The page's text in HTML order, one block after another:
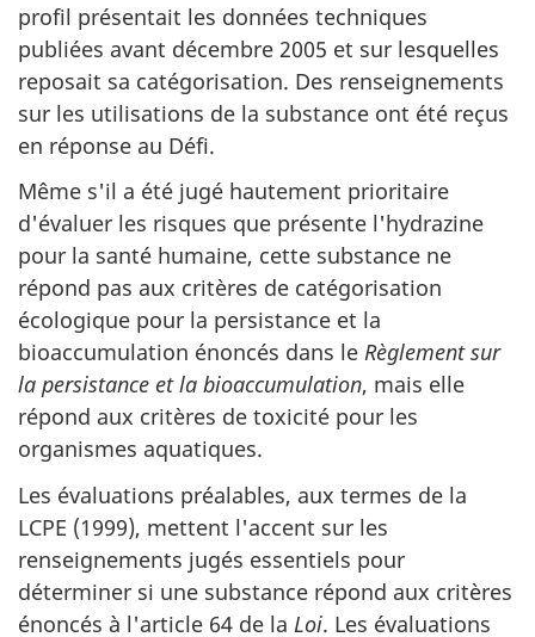
profil présentait les données techniques
publiées avant décembre 2005 et sur lesquelles
reposait sa catégorisation. Des renseignements
sur les utilisations de la substance ont été reçus
en réponse au Défi.
Même s'il a été jugé hautement prioritaire
d'évaluer les risques que présente l'hydrazine
pour la santé humaine, cette substance ne
répond pas aux critères de catégorisation
écologique pour la persistance et la
bioaccumulation énoncés dans le Règlement sur
la persistance et la bioaccumulation, mais elle
répond aux critères de toxicité pour les
organismes aquatiques.
Les évaluations préalables, aux termes de la
LCPE (1999), mettent l'accent sur les
renseignements jugés essentiels pour
déterminer si une substance répond aux critères
énoncés à l'article 64 de la Loi. Les évaluations